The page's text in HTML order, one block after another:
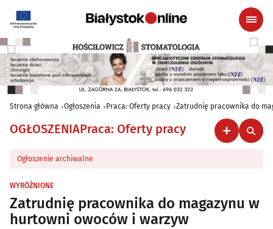
Strona główna Ogłoszenia Praca: Oferty pracy Zatrudnię pracownika do
OGŁOSZENIAPraca: Oferty pracy
Ogłoszenie archiwalne
WYRÓŻNIONE
Zatrudnię pracownika do magazynu w
hurtowni owoców i warzyw